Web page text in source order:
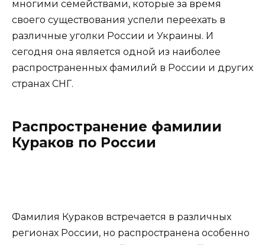
многими семействами, которые за время
своего существования успели переехать в
различные уголки России и Украины. И
сегодня она является одной из наиболее
распространенных фамилий в России и других
странах СНГ.
Распространение фамилии
Кураков по России
Фамилия Кураков встречается в различных
регионах России, но распространена особенно